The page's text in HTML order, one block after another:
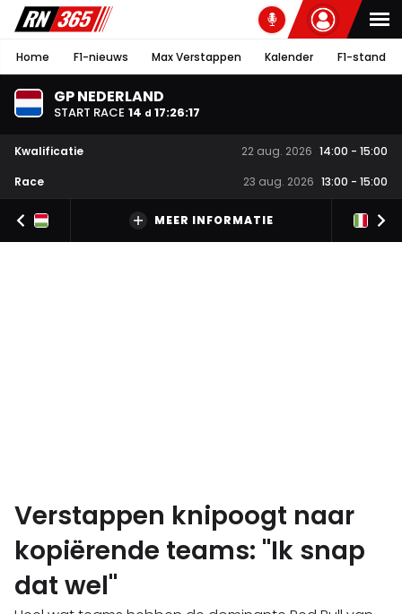
Home F1-nieuws Max Verstappen Kalender F1-stand
GP NEDERLAND
START RACE 14 d 17:26:16
Kwalificatie 22 aug. 2026 14:00 - 15:00
Race
23 aug. 2026 13:00 - 15:00
MEER INFORMATIE
Verstappen knipoogt naar
kopiërende teams: "Ik snap
dat wel"